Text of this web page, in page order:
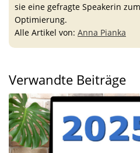
sie eine gefragte Speakerin
Optimierung.
Alle Artikel von: Anna Pianka
Verwandte Beiträge